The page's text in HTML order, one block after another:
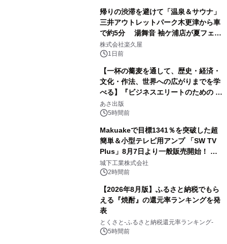
帰りの渋滞を避けて「温泉＆サウナ」
三井アウトレットパーク木更津から車
で約5分 湯舞音 袖ケ浦店が夏フェア
メニューを提供
株式会社楽久屋
1日前
【一杯の蕎麦を通して、歴史・経済・
文化・作法、世界への広がりまでを学
べる】『ビジネスエリートのための 教
養としての蕎麦』2026年8月25日
（火）発売
あさ出版
5時間前
Makuakeで目標1341％を突破した超
簡単＆小型テレビ用アンプ 「SW TV
Plus」8月7日より一般販売開始！ ケ
ーブル1本つなぐだけ、テレビの音が
ぐっと豊かに
城下工業株式会社
2時間前
【2026年8月版】ふるさと納税でもら
える『焼酎』の還元率ランキングを発
表
とくさと-ふるさと納税還元率ランキング-
5時間前